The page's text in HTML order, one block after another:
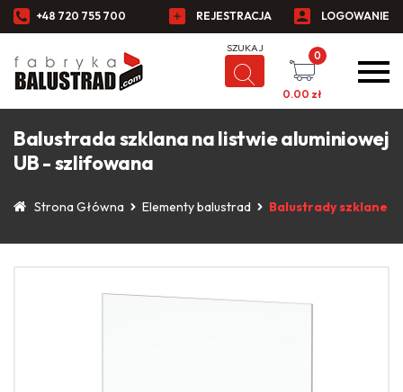
+48 720 755 700 REJESTRACJA LOGOWANIE
0
0.00 zł
Balustrada szklana na listwie aluminiowej
UB - szlifowana
Strona Główna Elementy balustrad Balustrady szklane